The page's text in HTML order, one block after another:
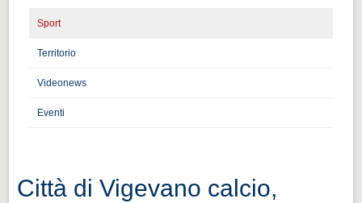
Muoversi a Vigevano
Cultura e turismo 4.0
Sport
Territorio
Videonews
Eventi
Città di Vigevano calcio,